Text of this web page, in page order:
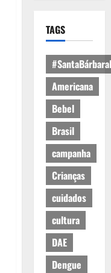
TAGS
Americana
Bebel
Brasil
campanha
Crianças
cuidados
cultura
DAE
Dengue